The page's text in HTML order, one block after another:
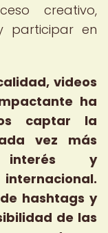
creativo,
participar en
videos
ha
captar la
vez más
interés y
hashtags y
de las